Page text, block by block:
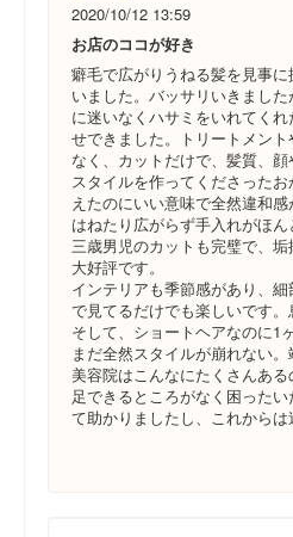
2020/10/12 13:59
お店のココが好き
癖毛で広がりうねる髪を見事
いました。バッサリいきまし
に迷いなくハサミをいれてく
せできました。トリートメン
なく、カットだけで、髪質、
スタイルを作ってくださった
えたのにいい意味で全然違和
はねたり広がらず手入れがほん
三歳男児のカットも完璧で、
大好評です。
インテリアも季節感があり、
で見てるだけでも楽しいです。
そして、ショートヘアなのに1
まだ全然スタイルが崩れない。
美容院はこんなにたくさんあ
足できるところがなく困った
て助かりましたし、これから